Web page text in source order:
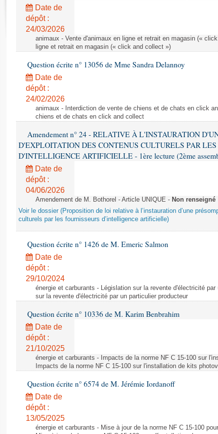
Rapports législatifs
Rapports sur l'application des lois
Baromètre de l’application des lois
Dossiers législatifs
Budget et sécurité sociale
Questions écrites et orales
Comptes rendus des débats
Date de
dépôt :
24/03/2026
animaux - Vente d'animaux en ligne et retrait en magasin («
ligne et retrait en magasin (« click and collect »)
Question écrite n° 13056 de Mme Sandra Delannoy
Date de
dépôt :
24/02/2026
animaux - Interdiction de vente de chiens et de chats en click
chiens et de chats en click and collect
Amendement n° 24 - RELATIVE À L'INSTAURATION
D'EXPLOITATION DES CONTENUS CULTURELS PAR LES
D'INTELLIGENCE ARTIFICIELLE - 1ère lecture (2ème
Date de
dépôt :
04/06/2026
Amendement de M. Bothorel - Article UNIQUE - Non renseigné
Voir le dossier (Proposition de loi relative à l’instauration d’une
culturels par les fournisseurs d’intelligence artificielle)
Question écrite n° 1426 de M. Emeric Salmon
Date de
dépôt :
29/10/2024
énergie et carburants - Législation sur la revente d'électricité
sur la revente d'électricité par un particulier producteur
Question écrite n° 10336 de M. Karim Benbrahim
Date de
dépôt :
21/10/2025
énergie et carburants - Impacts de la norme NF C 15-100 sur
Impacts de la norme NF C 15-100 sur l'installation de kits
Question écrite n° 6574 de M. Jérémie Iordanoff
Date de
dépôt :
13/05/2025
énergie et carburants - Mise à jour de la norme NF C 15-100